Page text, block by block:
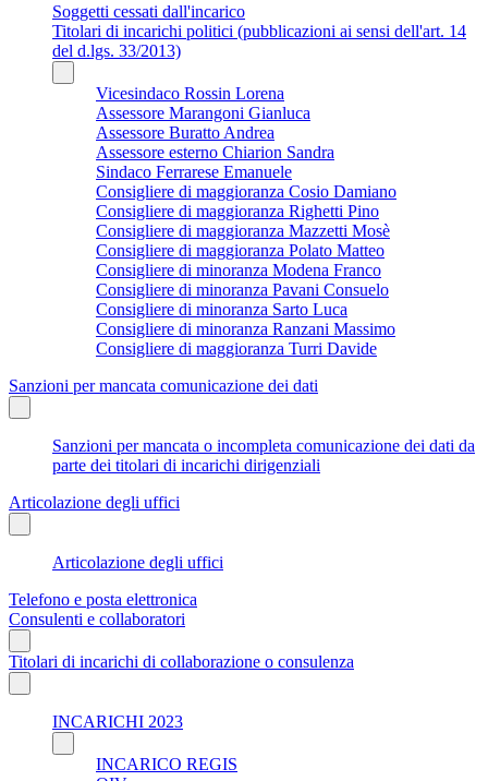
Soggetti cessati dall'incarico
Titolari di incarichi politici (pubblicazioni ai sensi dell'art. 14
del d.lgs. 33/2013)
Vicesindaco Rossin Lorena
Assessore Marangoni Gianluca
Assessore Buratto Andrea
Assessore esterno Chiarion Sandra
Sindaco Ferrarese Emanuele
Consigliere di maggioranza Cosio Damiano
Consigliere di maggioranza Righetti Pino
Consigliere di maggioranza Mazzetti Mosè
Consigliere di maggioranza Polato Matteo
Consigliere di minoranza Modena Franco
Consigliere di minoranza Pavani Consuelo
Consigliere di minoranza Sarto Luca
Consigliere di minoranza Ranzani Massimo
Consigliere di maggioranza Turri Davide
Sanzioni per mancata comunicazione dei dati
Sanzioni per mancata o incompleta comunicazione dei dati da
parte dei titolari di incarichi dirigenziali
Articolazione degli uffici
Articolazione degli uffici
Telefono e posta elettronica
Consulenti e collaboratori
Titolari di incarichi di collaborazione o consulenza
INCARICHI 2023
INCARICO REGIS